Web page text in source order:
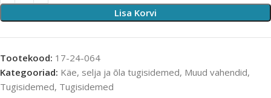
Lisa Korvi
Tootekood: 17-24-064
Kategooriad: Käe, selja ja õla tugisidemed, Muud vahendid,
Tugisidemed, Tugisidemed